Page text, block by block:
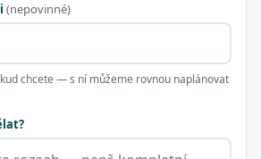
(nepovinné)
chcete — s ní můžeme rovnou naplánovat